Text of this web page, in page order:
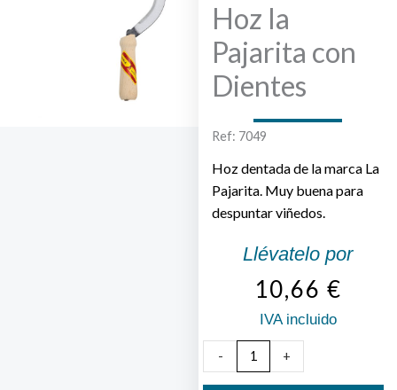
Hoz la
Pajarita con
Dientes
Ref: 7049
Hoz dentada de la marca La
Pajarita. Muy buena para
despuntar viñedos.
Llévatelo por
10,66 €
IVA incluido
-
la
+